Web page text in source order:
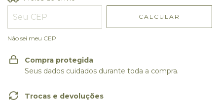
CALCULAR
Não sei meu CEP
Compra protegida
Seus dados cuidados durante toda a compra.
Trocas e devoluções